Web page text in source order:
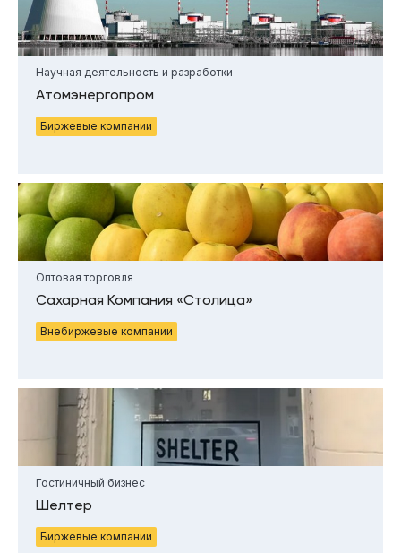
Научная деятельность и разработки
Атомэнергопром
Биржевые компании
Оптовая торговля
Сахарная Компания «Столица»
Внебиржевые компании
Гостиничный бизнес
Шелтер
Биржевые компании